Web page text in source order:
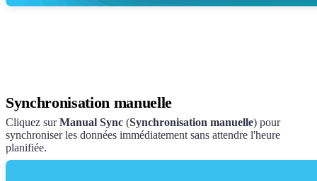
Synchronisation manuelle
Cliquez surManual Sync (Synchronisation manuelle) pour
synchroniser les données immédiatement sans attendre l'heure
planifiée.